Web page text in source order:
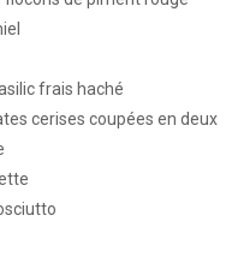
frais haché
cerises coupées en deux